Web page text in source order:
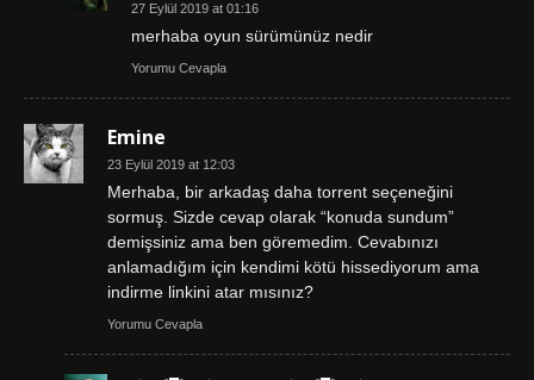
27 Eylül 2019 at 01:16
merhaba oyun sürümünüz nedir
Yorumu Cevapla
Emine
23 Eylül 2019 at 12:03
Merhaba, bir arkadaş daha torrent seçeneğini
sormuş. Sizde cevap olarak “konuda sundum”
demişsiniz ama ben göremedim. Cevabınızı
anlamadığım için kendimi kötü hissediyorum ama
indirme linkini atar mısınız?
Yorumu Cevapla